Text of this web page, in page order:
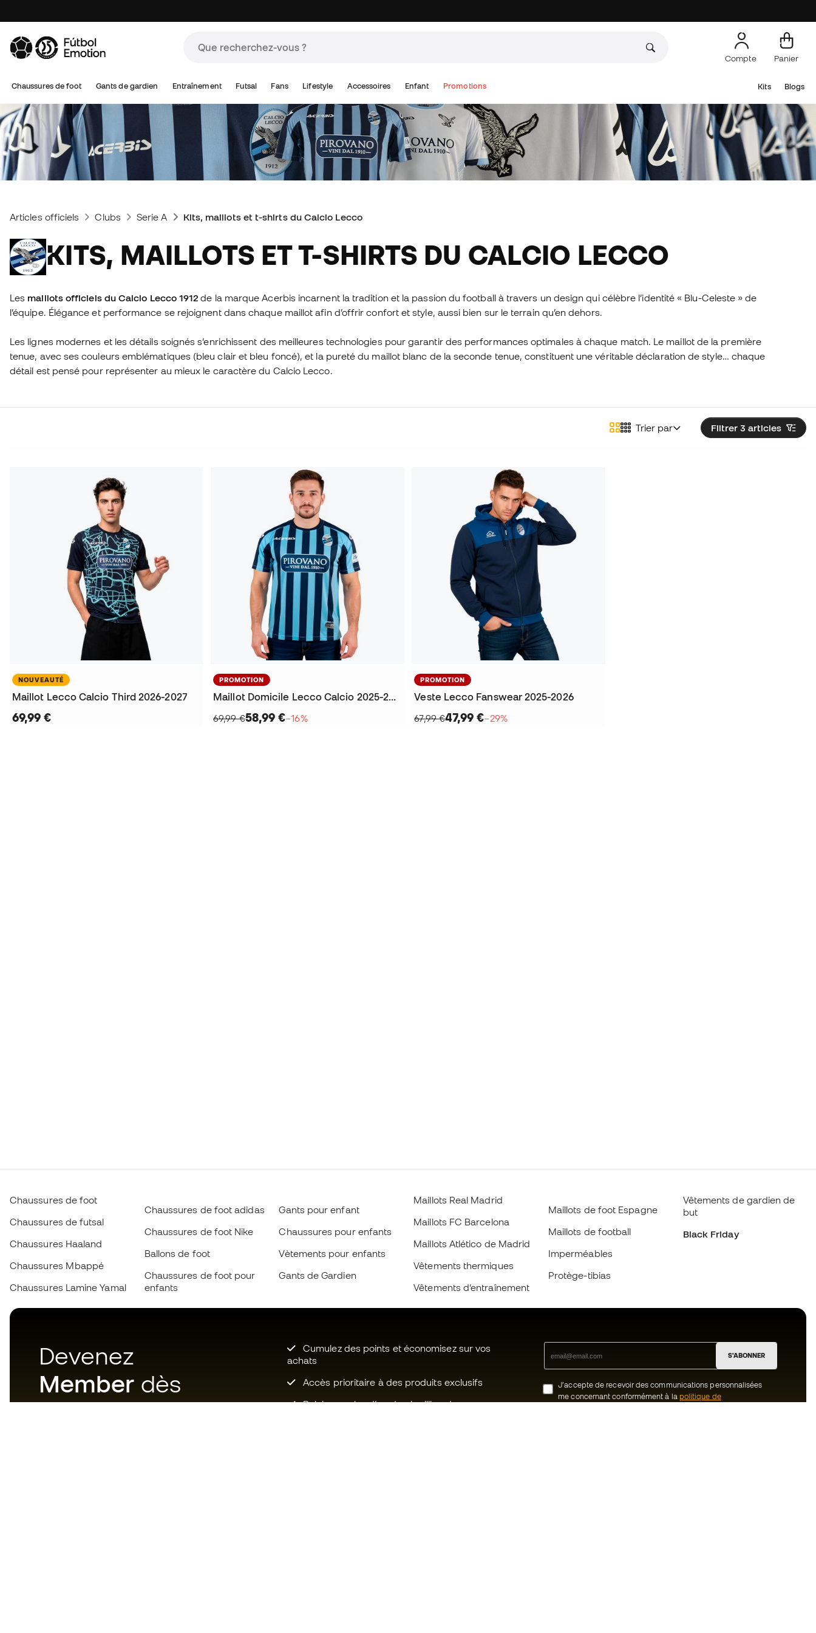
Compte Panier
Chaussures de foot Gants de gardien Entraînement Futsal Fans Lifestyle Accessoires Enfant Promotions Kits Blogs
Articles officiels Clubs Serie A Kits, maillots et t-shirts du Calcio Lecco
KITS, MAILLOTS ET T-SHIRTS DU CALCIO LECCO
Les maillots officiels du Calcio Lecco 1912 de la marque Acerbis incarnent la tradition et la passion du football à travers un design qui célèbre l’identité « Blu-Celeste » de
l’équipe. Élégance et performance se rejoignent dans chaque maillot afin d’offrir confort et style, aussi bien sur le terrain qu’en dehors.
Les lignes modernes et les détails soignés s’enrichissent des meilleures technologies pour garantir des performances optimales à chaque match. Le maillot de la première
tenue, avec ses couleurs emblématiques (bleu clair et bleu foncé), et la pureté du maillot blanc de la seconde tenue, constituent une véritable déclaration de style… chaque
détail est pensé pour représenter au mieux le caractère du Calcio Lecco.
Filtrer 3 articles
Trier par
NOUVEAUTÉ
Maillot Lecco Calcio Third 2026-2027
69,99 €
PROMOTION
Maillot Domicile Lecco Calcio 2025-2026
69,99 €58,99 €−16%
PROMOTION
Veste Lecco Fanswear 2025-2026
67,99 €47,99 €−29%
Chaussures de foot
Chaussures de futsal
Chaussures Haaland
Chaussures Mbappé
Chaussures Lamine Yamal
Chaussures de foot adidas
Chaussures de foot Nike
Ballons de foot
Chaussures de foot pour
enfants
Gants pour enfant
Chaussures pour enfants
Vètements pour enfants
Gants de Gardien
Maillots Real Madrid
Maillots FC Barcelona
Maillots Atlético de Madrid
Vêtements thermiques
Vêtements d’entraînement
Maillots de foot Espagne
Maillots de football
Imperméables
Protège-tibias
Vêtements de gardien de
but
Black Friday
Devenez
Member dès
maintenant
Cumulez des points et économisez sur vos
achats
Accès prioritaire à des produits exclusifs
Rejoignez plus d’un demi-million de
S'ABONNER
J’accepte de recevoir des communications personnalisées
me concernant conformément à la politique de